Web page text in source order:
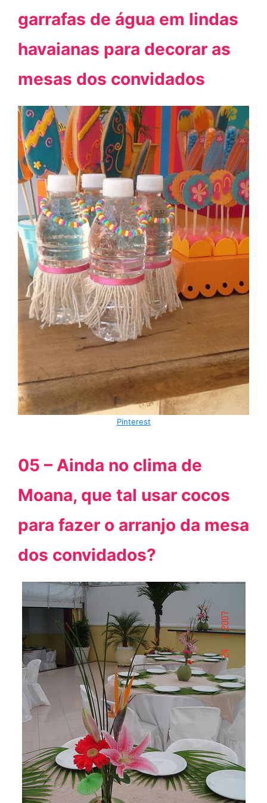
garrafas de água em lindas
havaianas para decorar as
mesas dos convidados
Pinterest
05 – Ainda no clima de
Moana, que tal usar cocos
para fazer o arranjo da mesa
dos convidados?